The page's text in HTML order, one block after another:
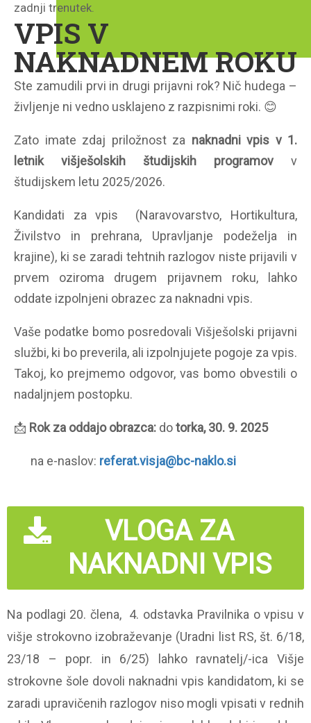
zadnji trenutek.
VPIS V
NAKNADNEM ROKU
Ste zamudili prvi in drugi prijavni rok? Nič hudega –
življenje ni vedno usklajeno z razpisnimi roki. 😊
Zato imate zdaj priložnost za naknadni vpis v 1.
letnik višješolskih študijskih programov v
študijskem letu 2025/2026.
Kandidati za vpis (Naravovarstvo, Hortikultura,
Živilstvo in prehrana, Upravljanje podeželja in
krajine), ki se zaradi tehtnih razlogov niste prijavili v
prvem oziroma drugem prijavnem roku, lahko
oddate izpolnjeni obrazec za naknadni vpis.
Vaše podatke bomo posredovali Višješolski prijavni
službi, ki bo preverila, ali izpolnjujete pogoje za vpis.
Takoj, ko prejmemo odgovor, vas bomo obvestili o
nadaljnjem postopku.
📩 Rok za oddajo obrazca: dotorka, 30. 9. 2025
na e-naslov: referat.visja@bc-naklo.si
VLOGA ZA
NAKNADNI VPIS
Na podlagi 20. člena, 4. odstavka Pravilnika o vpisu v
višje strokovno izobraževanje (Uradni list RS, št. 6/18,
23/18 – popr. in 6/25) lahko ravnatelj/-ica Višje
strokovne šole dovoli naknadni vpis kandidatom, ki se
zaradi upravičenih razlogov niso mogli vpisati v rednih